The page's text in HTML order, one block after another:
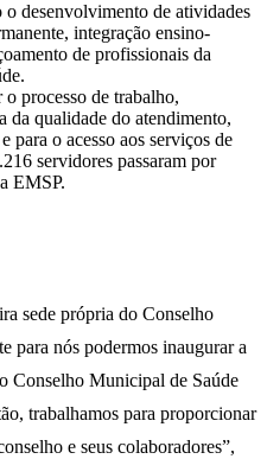
desenvolvimento de atividades
integração ensino-
de profissionais da
processo de trabalho,
da qualidade do atendimento,
para o acesso aos serviços de
servidores passaram por
EMSP.
sede própria do Conselho
para nós podermos inaugurar a
Conselho Municipal de Saúde
trabalhamos para proporcionar
e seus colaboradores”,